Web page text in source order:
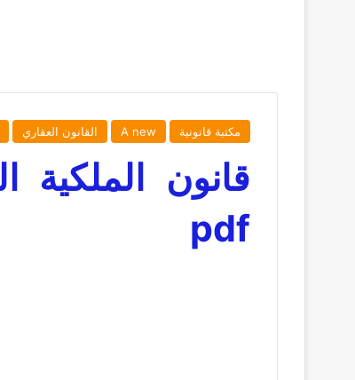
مكتبة قانونية A new القانون العقاري
pdf